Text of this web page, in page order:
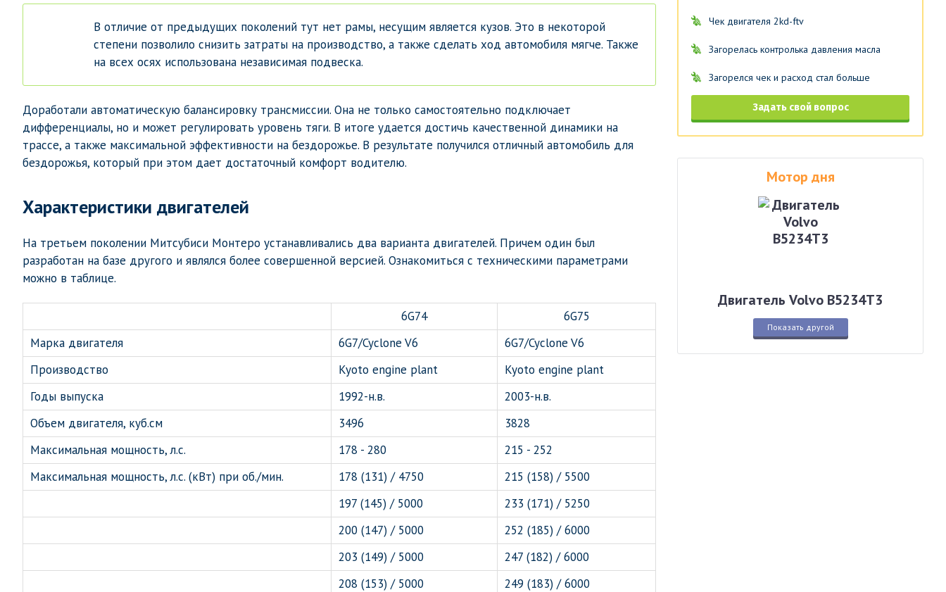
В отличие от предыдущих поколений тут нет рамы, несущим является кузов. Это в некоторой
степени позволило снизить затраты на производство, а также сделать ход автомобиля мягче. Также
на всех осях использована независимая подвеска.
Доработали автоматическую балансировку трансмиссии. Она не только самостоятельно подключает
дифференциалы, но и может регулировать уровень тяги. В итоге удается достичь качественной динамики на
трассе, а также максимальной эффективности на бездорожье. В результате получился отличный автомобиль для
бездорожья, который при этом дает достаточный комфорт водителю.
Характеристики двигателей
На третьем поколении Митсубиси Монтеро устанавливались два варианта двигателей. Причем один был
разработан на базе другого и являлся более совершенной версией. Ознакомиться с техническими параметрами
можно в таблице.
6G74
6G75
Марка двигателя
6G7/Cyclone V6
6G7/Cyclone V6
Производство
Kyoto engine plant
Kyoto engine plant
Годы выпуска
1992-н.в.
2003-н.в.
Объем двигателя, куб.см
3496
3828
Максимальная мощность, л.с.
178 - 280
215 - 252
Максимальная мощность, л.с. (кВт) при об./мин.
178 (131) / 4750
215 (158) / 5500
197 (145) / 5000
233 (171) / 5250
200 (147) / 5000
252 (185) / 6000
203 (149) / 5000
247 (182) / 6000
208 (153) / 5000
249 (183) / 6000
Чек двигателя 2kd-ftv
Загорелась контролька давления масла
Загорелся чек и расход стал больше
Задать свой вопрос
Мотор дня
Двигатель Volvo B5234T3
Показать другой